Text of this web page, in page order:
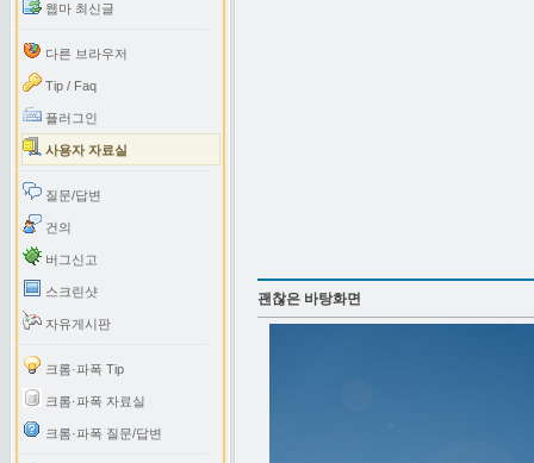
웹마 최신글
다른 브라우저
Tip / Faq
플러그인
사용자 자료실
질문/답변
건의
버그신고
스크린샷
자유게시판
크롬·파폭 Tip
크롬·파폭 자료실
크롬·파폭 질문/답변
괜찮은 바탕화면